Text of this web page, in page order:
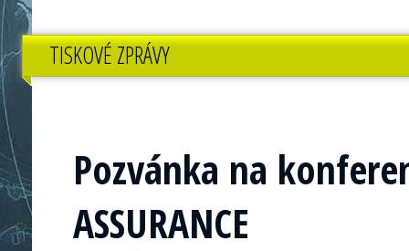
TISKOVÉ ZPRÁVY
Pozvánka na
ASSURANCE